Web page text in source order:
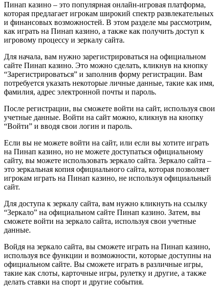
Пинап казино – это популярная онлайн-игровая платформа,
которая предлагает игрокам широкий спектр развлекательных
и финансовых возможностей. В этом разделе мы рассмотрим,
как играть на Пинап казино, а также как получить доступ к
игровому процессу и зеркалу сайта.
Для начала, вам нужно зарегистрироваться на официальном
сайте Пинап казино. Это можно сделать, кликнув на кнопку
“Зарегистрироваться” и заполнив форму регистрации. Вам
потребуется указать некоторые личные данные, такие как имя,
фамилия, адрес электронной почты и пароль.
После регистрации, вы сможете войти на сайт, используя свои
учетные данные. Войти на сайт можно, кликнув на кнопку
“Войти” и вводя свои логин и пароль.
Если вы не можете войти на сайт, или если вы хотите играть
на Пинап казино, но не можете доступаться официальному
сайту, вы можете использовать зеркало сайта. Зеркало сайта –
это зеркальная копия официального сайта, которая позволяет
игрокам играть на Пинап казино, не используя официальный
сайт.
Для доступа к зеркалу сайта, вам нужно кликнуть на ссылку
“Зеркало” на официальном сайте Пинап казино. Затем, вы
сможете войти на зеркало сайта, используя свои учетные
данные.
Войдя на зеркало сайта, вы сможете играть на Пинап казино,
используя все функции и возможности, которые доступны на
официальном сайте. Вы сможете играть в различные игры,
такие как слоты, карточные игры, рулетку и другие, а также
делать ставки на спорт и другие события.